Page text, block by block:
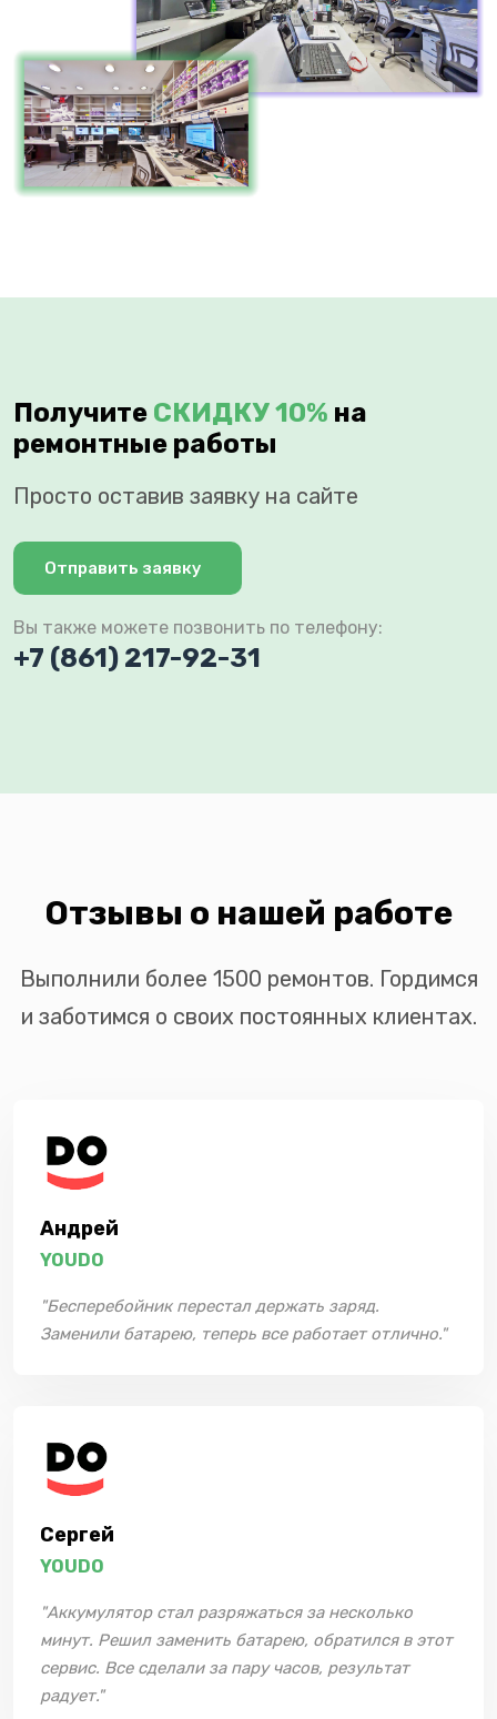
Получите СКИДКУ 10% на
ремонтные работы
Просто оставив заявку на сайте
Отправить заявку
Вы также можете позвонить по телефону:
+7 (861) 217-92-31
Отзывы о нашей работе
Выполнили более 1500 ремонтов. Гордимся
и заботимся о своих постоянных клиентах.
Андрей
YOUDO
"Бесперебойник перестал держать заряд.
Заменили батарею, теперь все работает отлично."
Сергей
YOUDO
"Аккумулятор стал разряжаться за несколько
минут. Решил заменить батарею, обратился в этот
сервис. Все сделали за пару часов, результат
радует."